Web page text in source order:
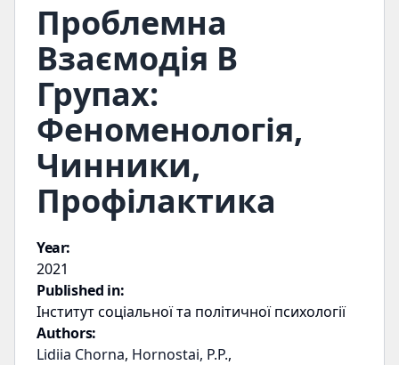
Проблемна
Взаємодія В
Групах:
Феноменологія,
Чинники,
Профілактика
Year:
2021
Published in:
Інститут соціальної та політичної психології
Authors:
Lidiia Chorna, Hornostai, P.P.,